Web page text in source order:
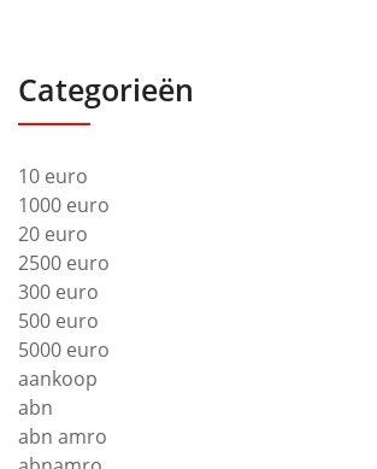
Categorieën
10 euro
1000 euro
20 euro
2500 euro
300 euro
500 euro
5000 euro
aankoop
abn
abn amro